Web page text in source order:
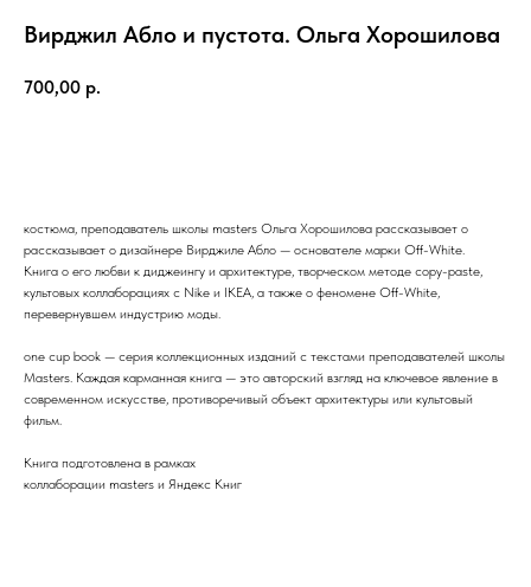
Вирджил Абло и пустота. Ольга Хорошилова
700,00 р.
костюма, преподаватель школы masters Ольга Хорошилова рассказывает о
рассказывает о дизайнере Вирджиле Абло — основателе марки Off-White.
Книга о его любви к диджеингу и архитектуре, творческом методе copy-paste,
культовых коллаборациях с Nike и IKEA, а также о феномене Off-White,
перевернувшем индустрию моды.
one cup book — серия коллекционных изданий с текстами преподавателей школы
Masters. Каждая карманная книга — это авторский взгляд на ключевое явление в
современном искусстве, противоречивый объект архитектуры или культовый
фильм.
Книга подготовлена в рамках
коллаборации masters и Яндекс Книг